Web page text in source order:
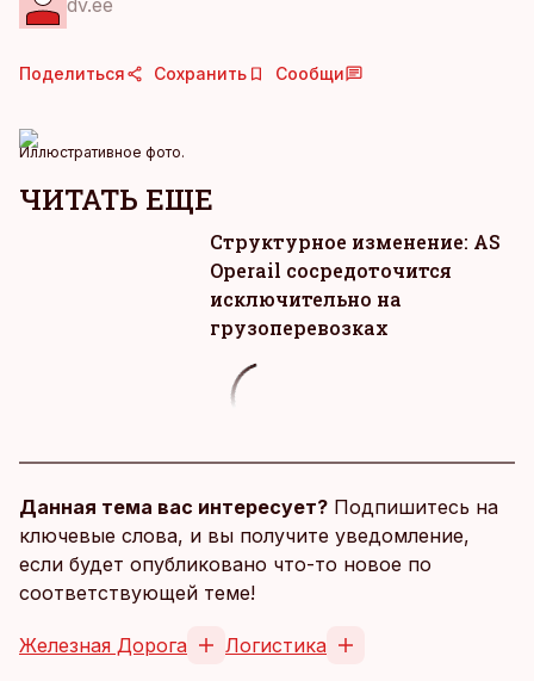
dv.ee
Поделиться Сохранить Сообщи
Иллюстративное фото.
ЧИТАТЬ ЕЩЕ
Структурное изменение: AS
Operail сосредоточится
исключительно на
грузоперевозках
Данная тема вас интересует? Подпишитесь на
ключевые слова, и вы получите уведомление,
если будет опубликовано что-то новое по
соответствующей теме!
Железная Дорога Логистика